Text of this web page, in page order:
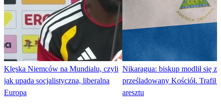
Klęska Niemców na Mundialu, czyli
jak upada socjalistyczna, liberalna
Europa
Nikaragua: biskup modlił się za
prześladowany Kościół. Trafił
aresztu